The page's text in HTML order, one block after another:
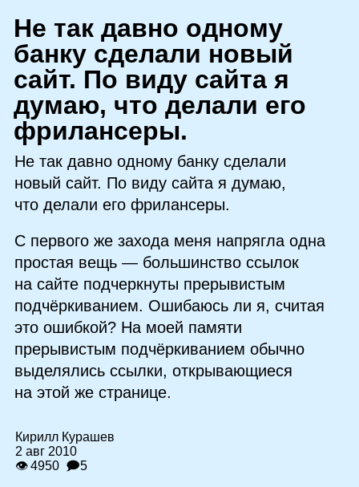
Не так давно одному
банку сделали новый
сайт. По виду сайта я
думаю, что делали его
фрилансеры.
Не так давно одному банку сделали
новый сайт. По виду сайта я думаю,
что делали его фрилансеры.
С первого же захода меня напрягла одна
простая вещь — большинство ссылок
на сайте подчеркнуты прерывистым
подчёркиванием. Ошибаюсь ли я, считая
это ошибкой? На моей памяти
прерывистым подчёркиванием обычно
выделялись ссылки, открывающиеся
на этой же странице.
Кирилл Курашев
2 авг 2010
👁 4950 🗩5